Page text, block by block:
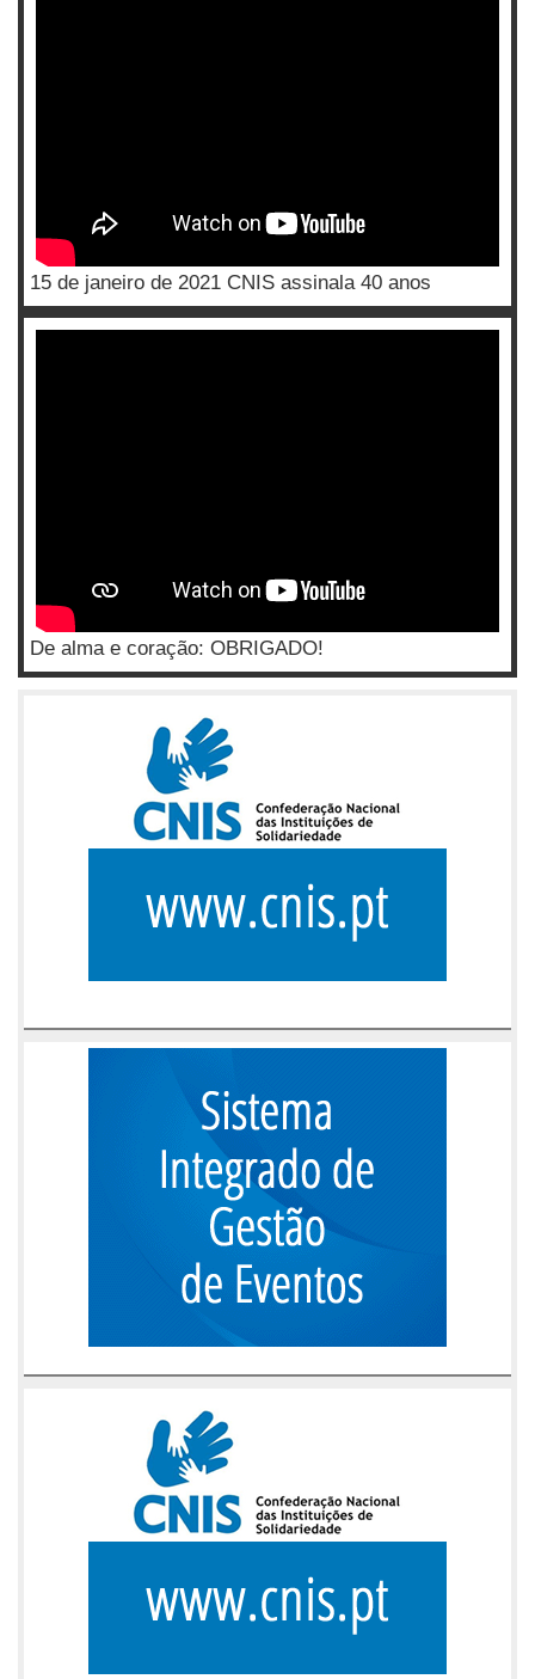
15 de janeiro de 2021 CNIS assinala 40 anos
De alma e coração: OBRIGADO!